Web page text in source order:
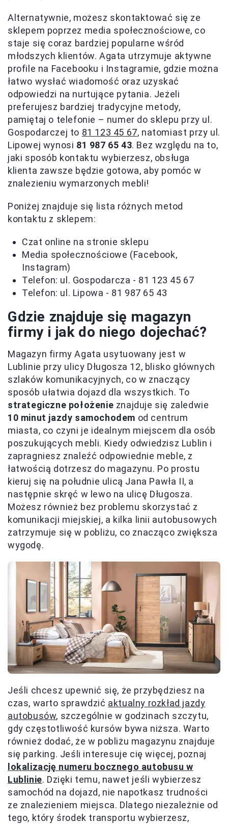
Alternatywnie, możesz skontaktować się ze
sklepem poprzez media społecznościowe, co
staje się coraz bardziej popularne wśród
młodszych klientów. Agata utrzymuje aktywne
profile na Facebooku i Instagramie, gdzie można
łatwo wysłać wiadomość oraz uzyskać
odpowiedzi na nurtujące pytania. Jeżeli
preferujesz bardziej tradycyjne metody,
pamiętaj o telefonie – numer do sklepu przy ul.
Gospodarczej to 81 123 45 67, natomiast przy ul.
Lipowej wynosi 81 987 65 43. Bez względu na to,
jaki sposób kontaktu wybierzesz, obsługa
klienta zawsze będzie gotowa, aby pomóc w
znalezieniu wymarzonych mebli!
Poniżej znajduje się lista różnych metod
kontaktu z sklepem:
Czat online na stronie sklepu
Media społecznościowe (Facebook,
Instagram)
Telefon: ul. Gospodarcza - 81 123 45 67
Telefon: ul. Lipowa - 81 987 65 43
Gdzie znajduje się magazyn
firmy i jak do niego dojechać?
Magazyn firmy Agata usytuowany jest w
Lublinie przy ulicy Długosza 12, blisko głównych
szlaków komunikacyjnych, co w znaczący
sposób ułatwia dojazd dla wszystkich. To
strategiczne położenie znajduje się zaledwie
10 minut jazdy samochodem od centrum
miasta, co czyni je idealnym miejscem dla osób
poszukujących mebli. Kiedy odwiedzisz Lublin i
zapragniesz znaleźć odpowiednie meble, z
łatwością dotrzesz do magazynu. Po prostu
kieruj się na południe ulicą Jana Pawła II, a
następnie skręć w lewo na ulicę Długosza.
Możesz również bez problemu skorzystać z
komunikacji miejskiej, a kilka linii autobusowych
zatrzymuje się w pobliżu, co znacząco zwiększa
wygodę.
Jeśli chcesz upewnić się, że przybędziesz na
czas, warto sprawdzić aktualny rozkład jazdy
autobusów, szczególnie w godzinach szczytu,
gdy częstotliwość kursów bywa niższa. Warto
również dodać, że w pobliżu magazynu znajduje
się parking. Jeśli interesuje cię więcej, poznaj
lokalizację numeru bocznego autobusu w
Lublinie. Dzięki temu, nawet jeśli wybierzesz
samochód na dojazd, nie napotkasz trudności
ze znalezieniem miejsca. Dlatego niezależnie od
tego, który środek transportu wybierzesz,